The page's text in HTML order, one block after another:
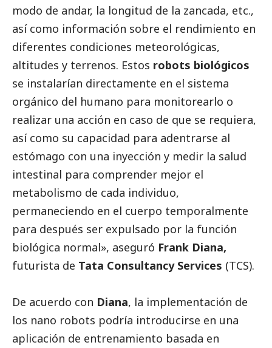
modo de andar, la longitud de la zancada, etc.,
así como información sobre el rendimiento en
diferentes condiciones meteorológicas,
altitudes y terrenos. Estos robots biológicos
se instalarían directamente en el sistema
orgánico del humano para monitorearlo o
realizar una acción en caso de que se requiera,
así como su capacidad para adentrarse al
estómago con una inyección y medir la salud
intestinal para comprender mejor el
metabolismo de cada individuo,
permaneciendo en el cuerpo temporalmente
para después ser expulsado por la función
biológica normal», aseguró Frank Diana,
futurista de Tata Consultancy Services (TCS).
De acuerdo con Diana, la implementación de
los nano robots podría introducirse en una
aplicación de entrenamiento basada en